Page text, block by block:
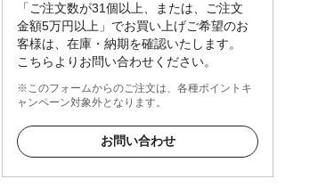
「ご注文数が31個以上、または、ご注文
金額5万円以上」でお買い上げご希望のお
客様は、在庫・納期を確認いたします。
こちらよりお問い合わせください。
※このフォームからのご注文は、各種ポイントキ
ャンペーン対象外となります。
お問い合わせ